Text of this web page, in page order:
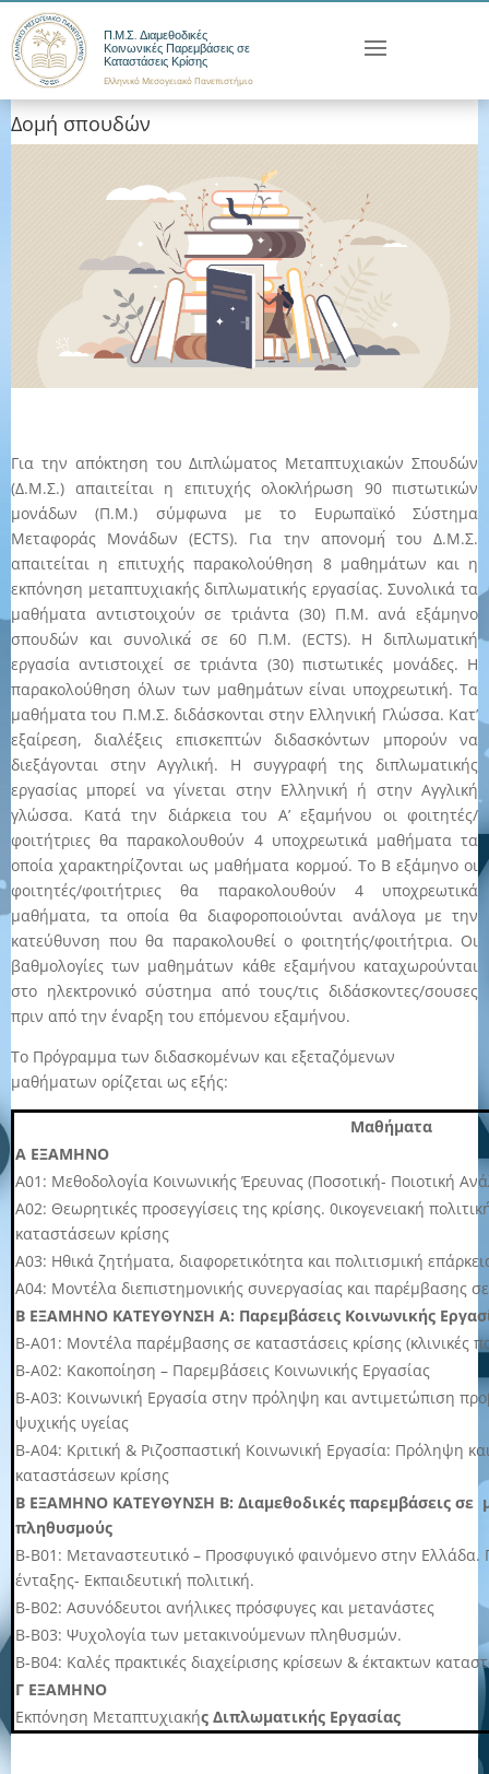
Π.Μ.Σ. Διαμεθοδικές
Κοινωνικές Παρεμβάσεις σε
Καταστάσεις Κρίσης
Ελληνικό Μεσογειακό Πανεπιστήμιο
Δομή σπουδών
Για την απόκτηση του Διπλώματος Μεταπτυχιακών Σπουδών
(Δ.Μ.Σ.) απαιτείται η επιτυχής ολοκλήρωση 90 πιστωτικών
μονάδων (Π.Μ.) σύμφωνα με το Ευρωπαϊκό Σύστημα
Μεταφοράς Μονάδων (ECTS). Για την απονομή́ του Δ.Μ.Σ.
απαιτείται η επιτυχής παρακολούθηση 8 μαθημάτων και η
εκπόνηση μεταπτυχιακής διπλωματικής εργασίας. Συνολικά τα
μαθήματα αντιστοιχούν σε τριάντα (30) Π.Μ. ανά εξάμηνο
σπουδών και συνολικά́ σε 60 Π.Μ. (ECTS). Η διπλωματική
εργασία αντιστοιχεί σε τριάντα (30) πιστωτικές μονάδες. Η
παρακολούθηση όλων των μαθημάτων είναι υποχρεωτική. Τα
μαθήματα του Π.Μ.Σ. διδάσκονται στην Ελληνική Γλώσσα. Κατ’
εξαίρεση, διαλέξεις επισκεπτών διδασκόντων μπορούν να
διεξάγονται στην Αγγλική. Η συγγραφή της διπλωματικής
εργασίας μπορεί να γίνεται στην Ελληνική ή στην Αγγλική
γλώσσα. Κατά την διάρκεια του Α’ εξαμήνου οι φοιτητές/
φοιτήτριες θα παρακολουθούν 4 υποχρεωτικά μαθήματα τα
οποία χαρακτηρίζονται ως μαθήματα κορμού́. Το Β εξάμηνο οι
φοιτητές/φοιτήτριες θα παρακολουθούν 4 υποχρεωτικά
μαθήματα, τα οποία θα διαφοροποιούνται ανάλογα με την
κατεύθυνση που θα παρακολουθεί ο φοιτητής/φοιτήτρια. Οι
βαθμολογίες των μαθημάτων κάθε εξαμήνου καταχωρούνται
στο ηλεκτρονικό σύστημα από τους/τις διδάσκοντες/σουσες
πριν από την έναρξη του επόμενου εξαμήνου.
Το Πρόγραμμα των διδασκομένων και εξεταζόμενων
μαθήματων ορίζεται ως εξής:
Μαθήματα
Α ΕΞΑΜΗΝΟ
Α01: Μεθοδολογία Κοινωνικής Έρευνας (Ποσοτική- Ποιοτική
Α02: Θεωρητικές προσεγγίσεις της κρίσης. 0ικογενειακή
καταστάσεων κρίσης
Α03: Ηθικά ζητήματα, διαφορετικότητα και πολιτισμική
A04: Μοντέλα διεπιστημονικής συνεργασίας και παρέμβασης
Β ΕΞΑΜΗΝΟ ΚΑΤΕΥΘΥΝΣΗ Α: Παρεμβάσεις Κοινωνικής
Β-Α01: Μοντέλα παρέμβασης σε καταστάσεις κρίσης (κλινικές
Β-Α02: Κακοποίηση – Παρεμβάσεις Κοινωνικής Εργασίας
Β-Α03: Κοινωνική Εργασία στην πρόληψη και αντιμετώπιση
ψυχικής υγείας
Β-Α04: Κριτική & Ριζοσπαστική Κοινωνική Εργασία: Πρόληψη
καταστάσεων κρίσης
Β ΕΞΑΜΗΝΟ ΚΑΤΕΥΘΥΝΣΗ Β: Διαμεθοδικές παρεμβάσεις σε
πληθυσμούς
Β-Β01: Μεταναστευτικό – Προσφυγικό φαινόμενο στην Ελλάδα.
ένταξης- Εκπαιδευτική πολιτική.
B-Β02: Ασυνόδευτοι ανήλικες πρόσφυγες και μετανάστες
Β-Β03: Ψυχολογία των μετακινούμενων πληθυσμών.
Β-Β04: Καλές πρακτικές διαχείρισης κρίσεων & έκτακτων
Γ ΕΞΑΜΗΝΟ
Εκπόνηση Μεταπτυχιακής Διπλωματικής Εργασίας